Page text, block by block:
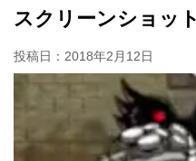
スクリーンショッ
投稿日： 2018年2月12日